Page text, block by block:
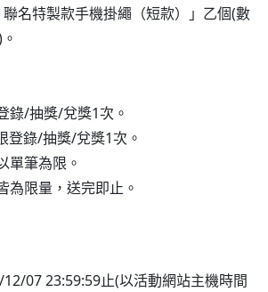
聯名特製款手機掛繩（短款）」乙個(數
錄/抽獎/兌獎1次。
登錄/抽獎/兌獎1次。
單筆為限。
為限量，送完即止。
07 23:59:59止(以活動網站主機時間